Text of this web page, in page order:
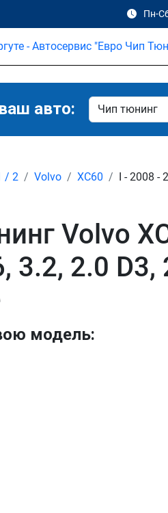
Пн-
авто:
/ 2 Volvo XC60 I - 2008 -
Volvo
3.2, 2.0
модель: